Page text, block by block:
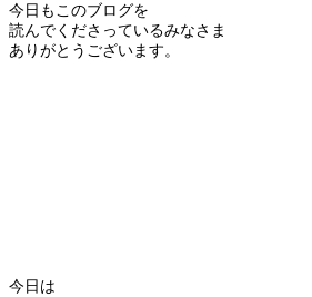
今日もこのブログを
読んでくださっているみなさま
ありがとうございます。
今日は